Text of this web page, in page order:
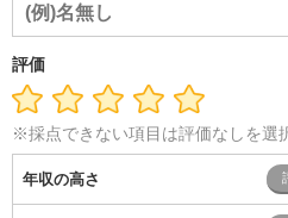
介護
その他
ス
士業・コンサルティング 金
ービス
専業主婦（夫）
営業
評価
※採点できない項目は評価なしを選
年収の高さ